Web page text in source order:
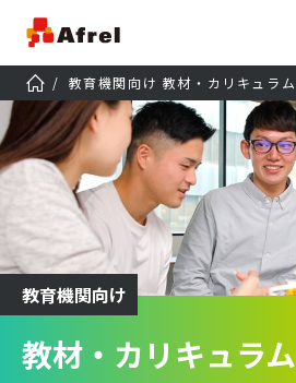
教育機関向け 教材・カリキュラム
教育機関向け
教材・カリキュラム